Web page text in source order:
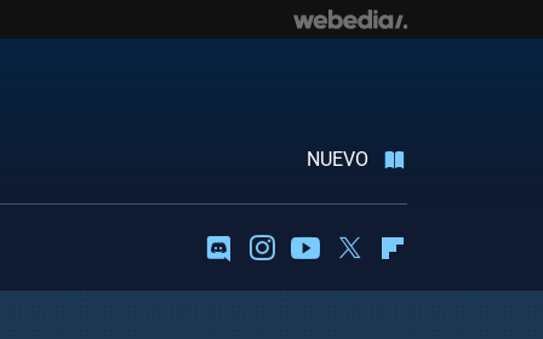
NUEVO
DiscordInstagramYoutubeTwitter